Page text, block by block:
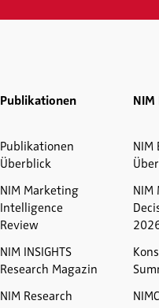
Publikationen
Publikationen
Überblick
NIM Marketing
Intelligence
Review
NIM INSIGHTS
Research Magazin
NIM Research
NIM
NIM
NIM